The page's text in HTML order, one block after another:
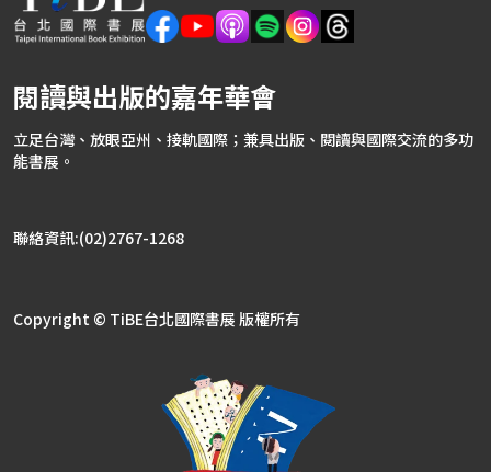
閱讀與出版的嘉年華會
立足台灣、放眼亞州、接軌國際；兼具出版、閱讀與國際交流的多功
能書展。
聯絡資訊:(02)2767-1268
Copyright © TiBE台北國際書展 版權所有